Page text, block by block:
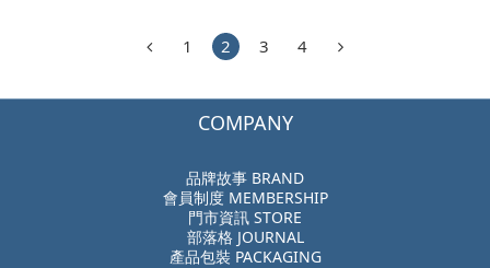
1 2 3 4
COMPANY
品牌故事 BRAND
會員制度 MEMBERSHIP
門市資訊 STORE
部落格 JOURNAL
產品包裝 PACKAGING